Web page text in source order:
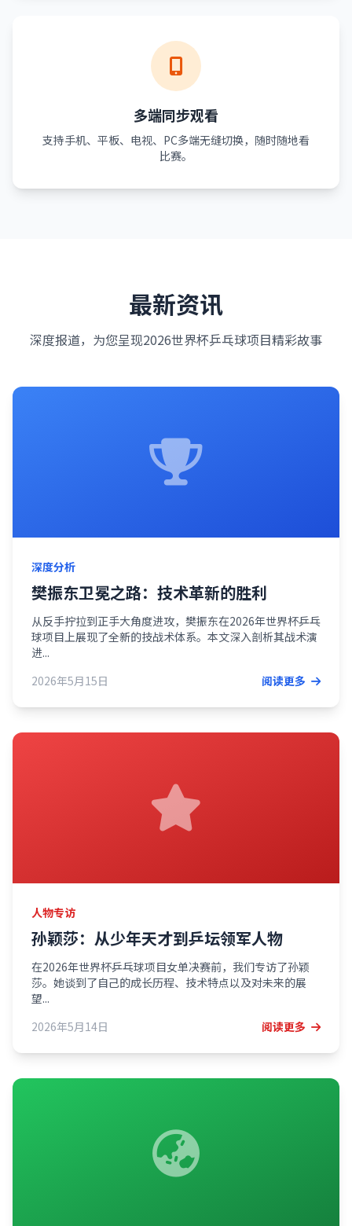
多端同步观看
支持手机、平板、电视、PC多端无缝切换，随时随地看
比赛。
最新资讯
深度报道，为您呈现2026世界杯乒乓球项目精彩故事
深度分析
樊振东卫冕之路：技术革新的胜利
从反手拧拉到正手大角度进攻，樊振东在2026年世界杯乒乓
球项目上展现了全新的技战术体系。本文深入剖析其战术演
进...
2026年5月15日
阅读更多
人物专访
孙颖莎：从少年天才到乒坛领军人物
在2026年世界杯乒乓球项目女单决赛前，我们专访了孙颖
莎。她谈到了自己的成长历程、技术特点以及对未来的展
望...
2026年5月14日
阅读更多